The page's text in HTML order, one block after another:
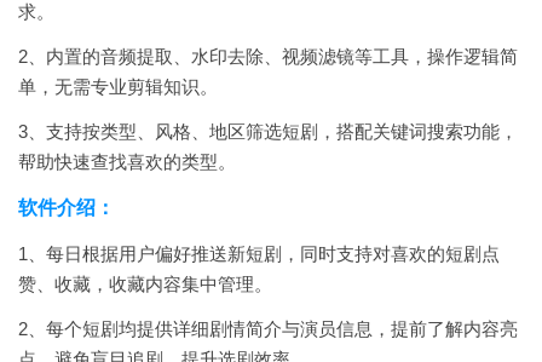
求。
2、内置的音频提取、水印去除、视频滤镜等工具，操作逻辑简
单，无需专业剪辑知识。
3、支持按类型、风格、地区筛选短剧，搭配关键词搜索功能，
帮助快速查找喜欢的类型。
软件介绍：
1、每日根据用户偏好推送新短剧，同时支持对喜欢的短剧点
赞、收藏，收藏内容集中管理。
2、每个短剧均提供详细剧情简介与演员信息，提前了解内容亮